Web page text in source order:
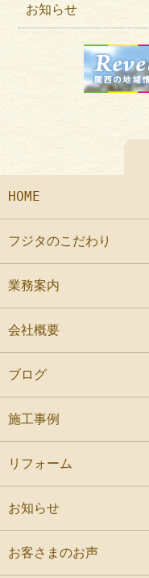
お知らせ
HOME
フジタのこだわり
業務案内
会社概要
ブログ
施工事例
リフォーム
お知らせ
お客さまのお声